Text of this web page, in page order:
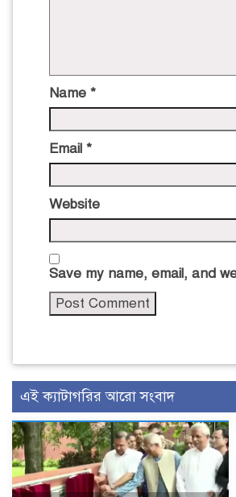
Name *
Email *
Website
Save my name, email, and
এই ক্যাটাগরির আরো সংবাদ